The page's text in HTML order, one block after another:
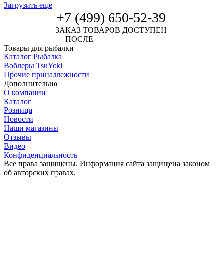
Загрузить еще
+7 (499) 650-52-39
ЗАКАЗ ТОВАРОВ ДОСТУПЕН
ПОСЛЕ
Товары для рыбалки
Каталог Рыбалка
Воблеры TsuYoki
Прочие принадлежности
Дополнительно
О компании
Каталог
Розница
Новости
Наши магазины
Отзывы
Видео
Конфиденциальность
Все права защищены. Информация сайта защищена законом
об авторских правах.